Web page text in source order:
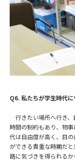
Q6. 私たちが学生時代
行きたい場所へ行き、
時間の制約もあり、物
代は自由度が高く、目
ができる貴重な時期だ
路に気づきを得られるか